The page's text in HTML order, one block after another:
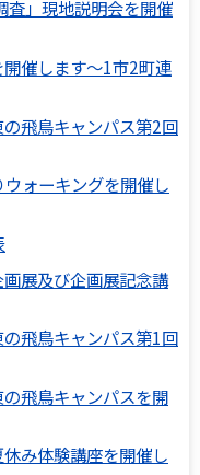
査」現地説明会を開催
催します～1市2町連
の飛鳥キャンパス第2回
ウォーキングを開催し
画展及び企画展記念講
の飛鳥キャンパス第1回
の飛鳥キャンパスを開
休み体験講座を開催し